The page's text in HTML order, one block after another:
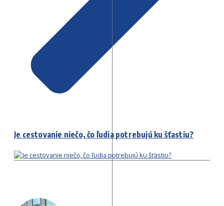
Je cestovanie niečo, čo ľudia potrebujú ku šťastiu?